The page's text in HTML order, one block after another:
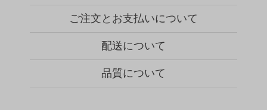
ご注文とお支払いについて
配送について
品質について